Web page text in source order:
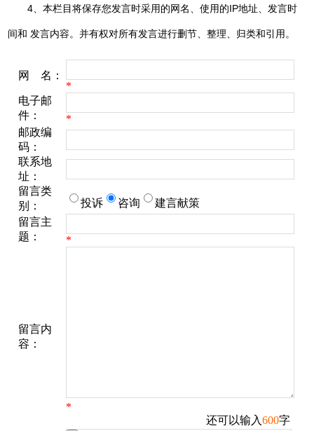
4、本栏目将保存您发言时采用的网名、使用的IP地址、发言时
间和 发言内容。并有权对所有发言进行删节、整理、归类和引用。